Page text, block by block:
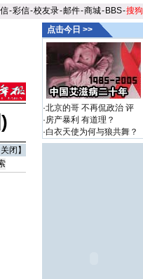
-彩信-校友录-邮件-商城- BBS-搜狗
关闭 】
点击今日 >>
·北京的哥 不再侃政治 评
·房产暴利 有道理？
·白衣天使为何与狼共舞？